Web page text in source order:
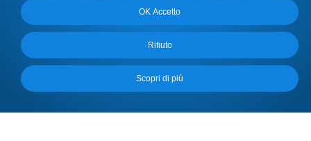
Sardegna
Sicilia
OK Accetto
Rifiuto
Scopri di più